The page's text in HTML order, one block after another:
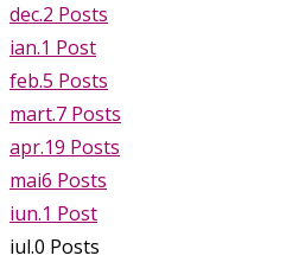
dec.2 Posts
ian.1 Post
feb.5 Posts
mart.7 Posts
apr.19 Posts
mai6 Posts
iun.1 Post
iul.0 Posts